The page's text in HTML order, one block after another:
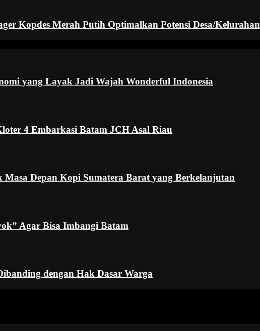
Kopdes Merah Putih Optimalkan Potensi Desa/Kelurahan
yang Layak Jadi Wajah Wonderful Indonesia
4 Embarkasi Batam JCH Asal Riau
Masa Depan Kopi Sumatera Barat yang Berkelanjutan
Agar Bisa Imbangi Batam
dengan Hak Dasar Warga